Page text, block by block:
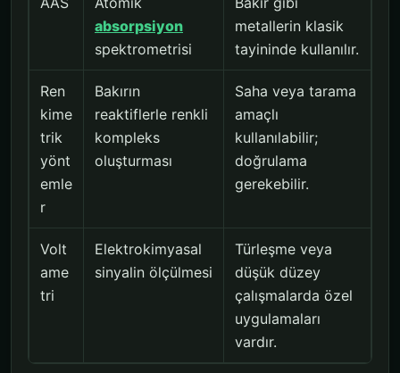
absorpsiyon
spektrometrisi
metallerin klasik
tayininde kullanılır.
Ren
kime
trik
yönt
emle
r
Bakırın
reaktiflerle renkli
kompleks
oluşturması
Saha veya tarama
amaçlı
kullanılabilir;
doğrulama
gerekebilir.
Volt
ame
tri
Elektrokimyasal
sinyalin ölçülmesi
Türleşme veya
düşük düzey
çalışmalarda özel
uygulamaları
vardır.